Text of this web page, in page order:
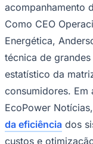
Corinthians
acompanhamento
Como CEO
Energética,
técnica de
estatístico da
consumidores. Em
EcoPower
da eficiência dos
custos e